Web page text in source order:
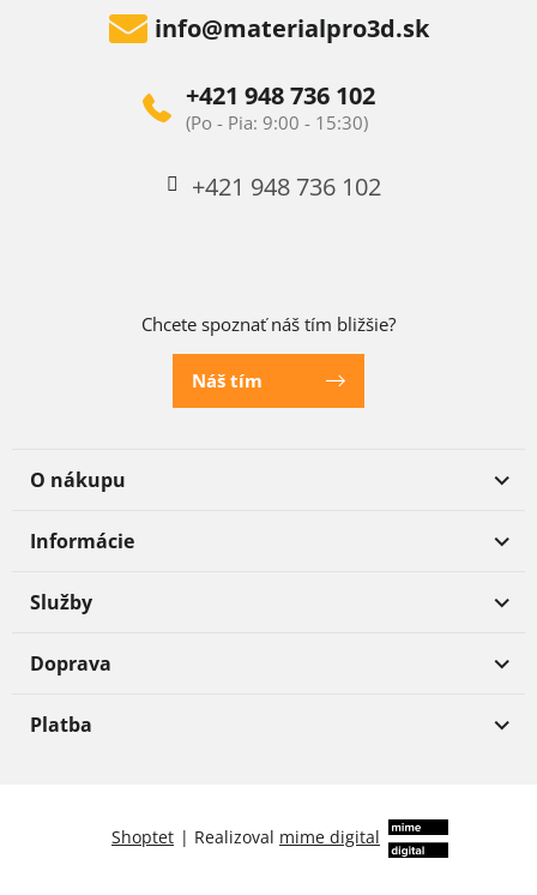
info@materialpro3d.sk
+421 948 736 102
+421 948 736 102
Chcete spoznať náš tím bližšie?
Náš tím
O nákupu
Informácie
Služby
Doprava
Platba
Shoptet | Realizoval mime digital